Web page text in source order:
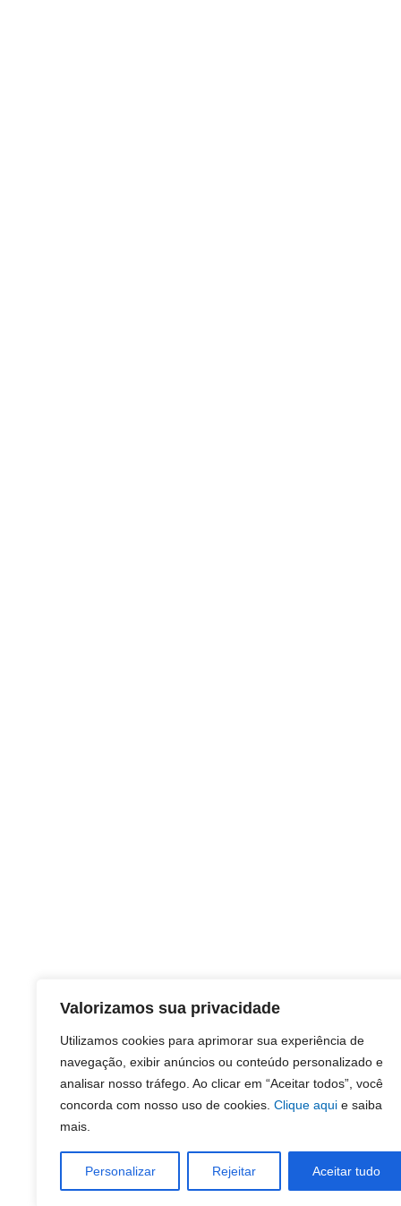
Valorizamos sua privacidade
Utilizamos cookies para aprimorar sua experiência de
navegação, exibir anúncios ou conteúdo personalizado e
analisar nosso tráfego. Ao clicar em “Aceitar todos”, você
concorda com nosso uso de cookies. Clique aqui e saiba
mais.
Personalizar Rejeitar Aceitar tudo